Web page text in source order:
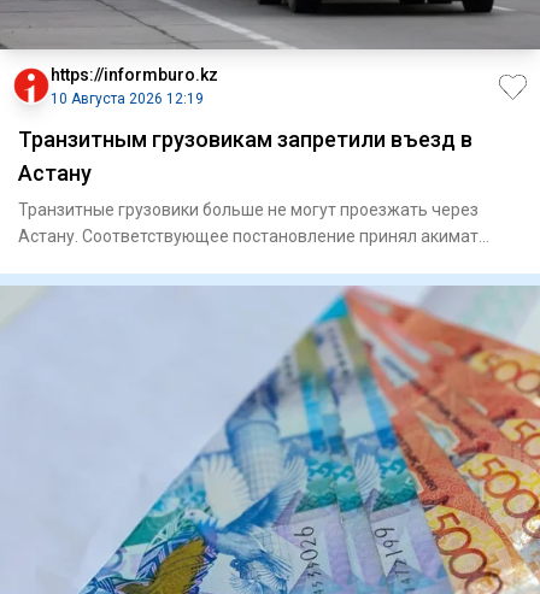
https://informburo.kz
10 Августа 2026 12:19
Транзитным грузовикам запретили въезд в
Астану
Транзитные грузовики больше не могут проезжать через
Астану. Соответствующее постановление принял акимат